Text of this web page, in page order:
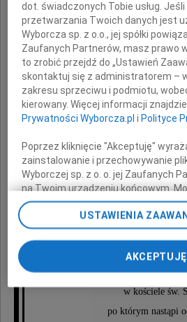
Na zawsze
Nabożeństwo
w dniu 7
w kościele św.
po którym nastąpi
dot. świadczonych Tobie usług.
przetwarzania Twoich danych jest
Wyborcza sp. z o.o., jej spółki
Zaufanych Partnerów, masz prawo
to zrobić przejdź do „Ustawień
skontaktuj się z administratorem –
zakresu sprzeciwu i podmiotu,
kierowany. Więcej informacji
Prywatności Wyborcza.pl i Polityce
Poprzez kliknięcie "Akceptuję"
zainstalowanie i przechowywanie
Wyborczej sp. z o. o. jej Zaufanych
na Twoim urządzeniu końcowym.
chwili zmienić swoje preferencje
ponownie wywołując narzędzie do
preferencjami dot. przetwarzania
odnośnik „Ustawienia prywatności”
przechodząc do sekcji „Ustawienia
Zmiana ustawień plików cookie
pomocą ustawień przeglądarki.
My, nasi Zaufani Partnerzy i Agora
USTAWIENIA
AKCEPTUJĘ